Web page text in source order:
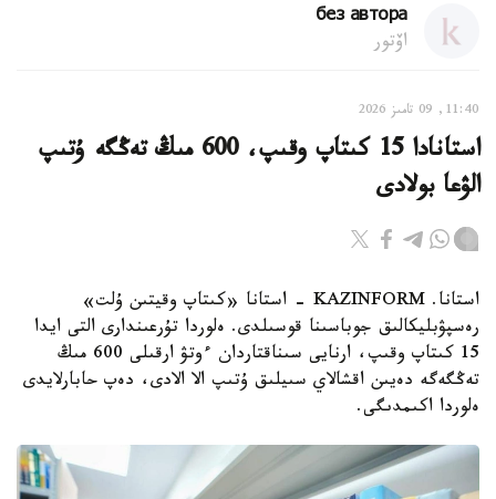
без автора
اۆتور
11:40, 09 تامىز 2026
استانادا 15 كىتاپ وقىپ، 600 مىڭ تەڭگە ۇتىپ
الۋعا بولادى
استانا. KAZINFORM - استانا «كىتاپ وقيتىن ۇلت»
رەسپۋبليكالىق جوباسىنا قوسىلدى. ەلوردا تۇرعىندارى التى ايدا
15 كىتاپ وقىپ، ارنايى سىناقتاردان ءوتۋ ارقىلى 600 مىڭ
تەڭگەگە دەيىن اقشالاي سىيلىق ۇتىپ الا الادى، دەپ حابارلايدى
ەلوردا اكىمدىگى.